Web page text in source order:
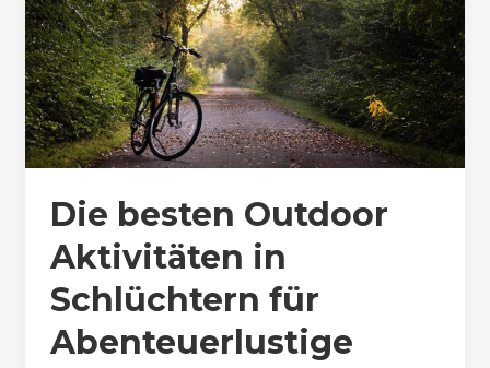
Die besten Outdoor
Aktivitäten in
Schlüchtern für
Abenteuerlustige